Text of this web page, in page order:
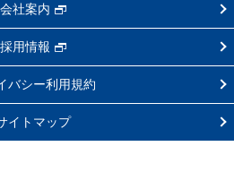
会社案内
採用情報
バシー利用規約
イトマップ